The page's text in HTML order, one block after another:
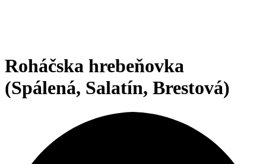
Roháčska hrebeňovka
(Spálená, Salatín, Brestová)